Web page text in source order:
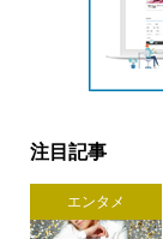
注目記事
エンタメ